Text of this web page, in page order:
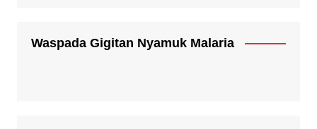
Waspada Gigitan Nyamuk Malaria